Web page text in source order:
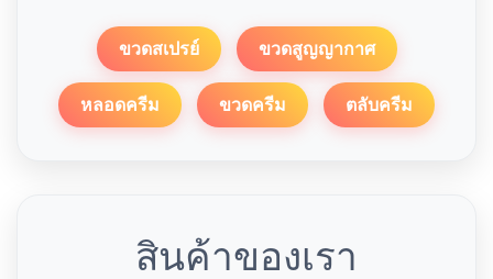
ขวดสเปรย์ ขวดสูญญากาศ
หลอดครีม ขวดครีม ตลับครีม
สินค้าของเรา